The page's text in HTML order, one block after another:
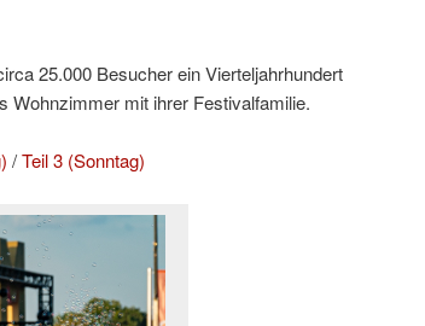
25.000 Besucher ein Vierteljahrhundert
Wohnzimmer mit ihrer Festivalfamilie.
/Teil 3 (Sonntag)